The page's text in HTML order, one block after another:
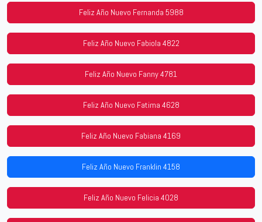
Feliz Año Nuevo Fernanda 5988
Feliz Año Nuevo Fabiola 4822
Feliz Año Nuevo Fanny 4781
Feliz Año Nuevo Fatima 4628
Feliz Año Nuevo Fabiana 4169
Feliz Año Nuevo Franklin 4158
Feliz Año Nuevo Felicia 4028